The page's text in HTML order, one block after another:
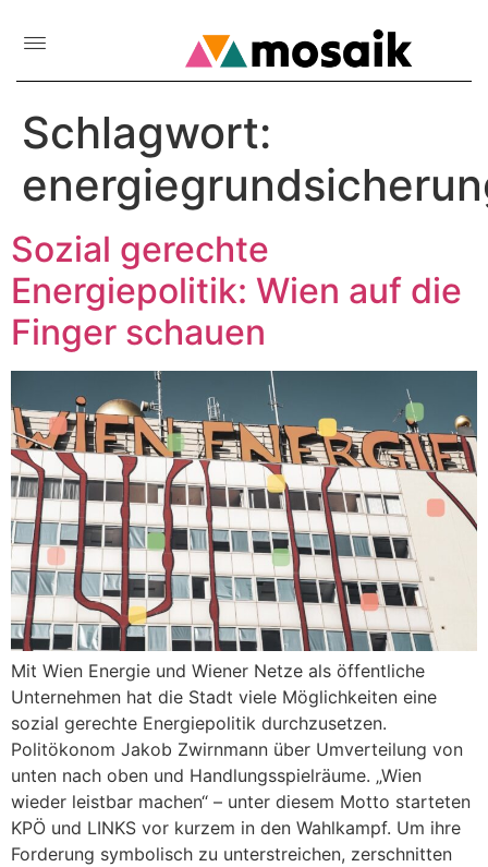
Schlagwort:
Sozial gerechte
Energiepolitik: Wien auf die
Finger schauen
Mit Wien Energie und Wiener Netze als öffentliche
Unternehmen hat die Stadt viele Möglichkeiten eine
sozial gerechte Energiepolitik durchzusetzen.
Politökonom Jakob Zwirnmann über Umverteilung von
unten nach oben und Handlungsspielräume. „Wien
wieder leistbar machen“ – unter diesem Motto starteten
KPÖ und LINKS vor kurzem in den Wahlkampf. Um ihre
Forderung symbolisch zu unterstreichen, zerschnitten